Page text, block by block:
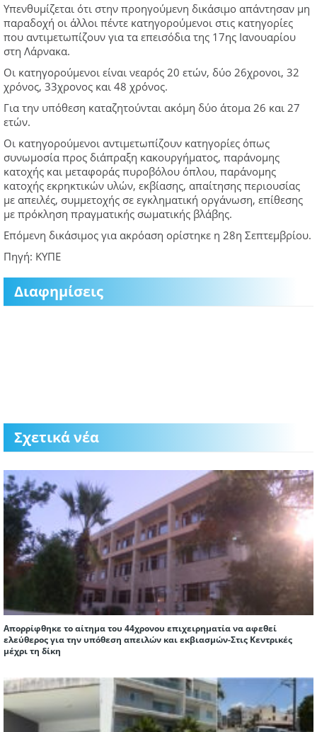
Υπενθυμίζεται ότι στην προηγούμενη δικάσιμο απάντησαν μη
παραδοχή οι άλλοι πέντε κατηγορούμενοι στις κατηγορίες
που αντιμετωπίζουν για τα επεισόδια της 17ης Ιανουαρίου
στη Λάρνακα.
Οι κατηγορούμενοι είναι νεαρός 20 ετών, δύο 26χρονοι, 32
χρόνος, 33χρονος και 48 χρόνος.
Για την υπόθεση καταζητούνται ακόμη δύο άτομα 26 και 27
ετών.
Οι κατηγορούμενοι αντιμετωπίζουν κατηγορίες όπως
συνωμοσία προς διάπραξη κακουργήματος, παράνομης
κατοχής και μεταφοράς πυροβόλου όπλου, παράνομης
κατοχής εκρηκτικών υλών, εκβίασης, απαίτησης περιουσίας
με απειλές, συμμετοχής σε εγκληματική οργάνωση, επίθεσης
με πρόκληση πραγματικής σωματικής βλάβης.
Επόμενη δικάσιμος για ακρόαση ορίστηκε η 28η Σεπτεμβρίου.
Πηγή: ΚΥΠΕ
Διαφημίσεις
Σχετικά νέα
Απορρίφθηκε το αίτημα του 44χρονου επιχειρηματία να αφεθεί
ελεύθερος για την υπόθεση απειλών και εκβιασμών-Στις Κεντρικές
μέχρι τη δίκη